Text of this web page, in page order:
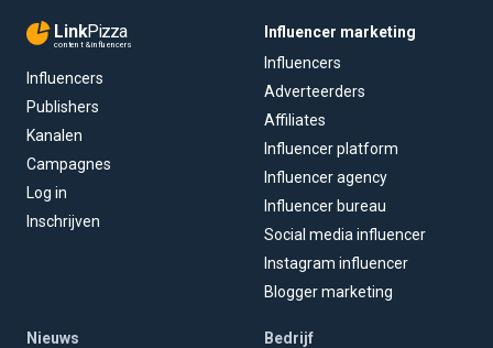
LinkPizza
content & influencers
Influencers
Publishers
Kanalen
Campagnes
Log in
Inschrijven
Influencer marketing
Influencers
Adverteerders
Affiliates
Influencer platform
Influencer agency
Influencer bureau
Social media influencer
Instagram influencer
Blogger marketing
Nieuws
Bedrijf